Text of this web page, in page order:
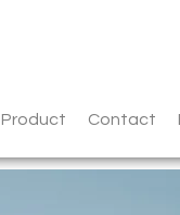
Product Contact